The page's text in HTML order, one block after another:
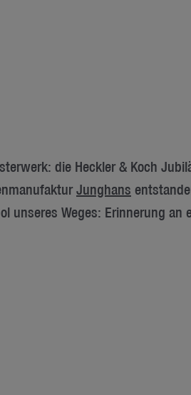
die Heckler & Koch
Junghans
unseres Weges: Erinnerung an